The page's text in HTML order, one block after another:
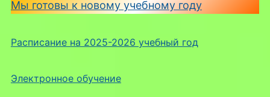
Мы готовы к новому учебному году
Расписание на 2025-2026 учебный год
Электронное обучение